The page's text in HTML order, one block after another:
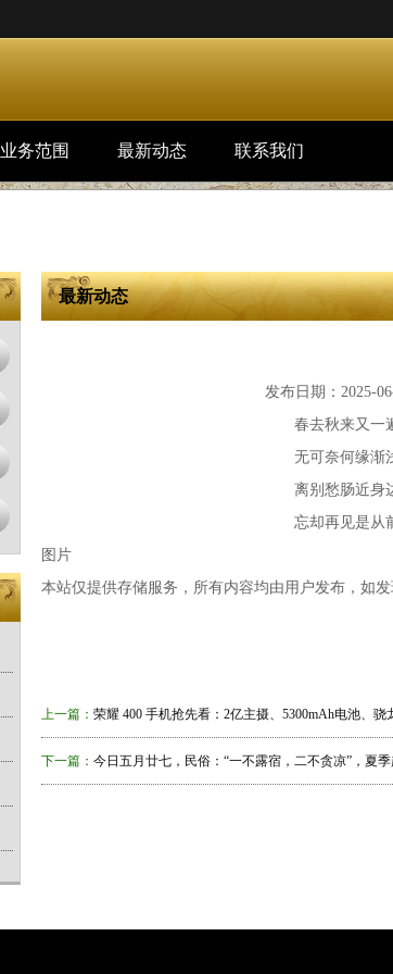
业务范围 最新动态 联系我们
最新动态
发布日期：2025-
春去秋来又一
无可奈何缘渐
离别愁肠近身
忘却再见是从
图片
本站仅提供存储服务，所有内容均由用户发布，如
上一篇： 荣耀 400 手机抢先看：2亿主摄、5300mAh电池、骁
下一篇： 今日五月廿七，民俗：“一不露宿，二不贪凉”，夏